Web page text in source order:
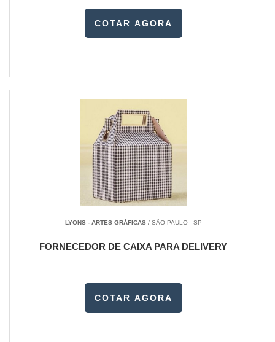
COTAR AGORA
LYONS - ARTES GRÁFICAS/ SÃO PAULO - SP
FORNECEDOR DE CAIXA PARA DELIVERY
COTAR AGORA